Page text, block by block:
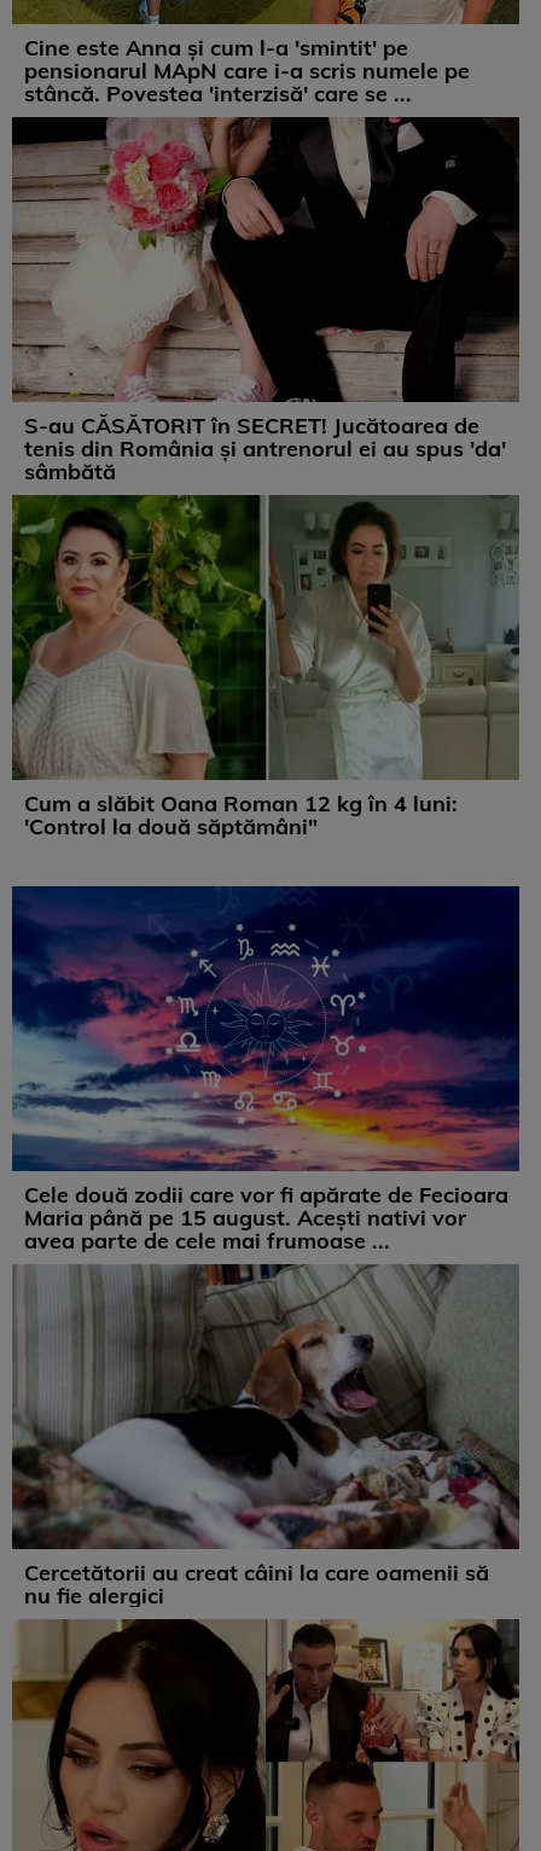
Cine este Anna și cum l-a 'smintit' pe
pensionarul MApN care i-a scris numele pe
stâncă. Povestea 'interzisă' care se ...
S-au CĂSĂTORIT în SECRET! Jucătoarea de
tenis din România și antrenorul ei au spus 'da'
sâmbătă
Cum a slăbit Oana Roman 12 kg în 4 luni:
'Control la două săptămâni"
Cele două zodii care vor fi apărate de Fecioara
Maria până pe 15 august. Acești nativi vor
avea parte de cele mai frumoase ...
Cercetătorii au creat câini la care oamenii să
nu fie alergici